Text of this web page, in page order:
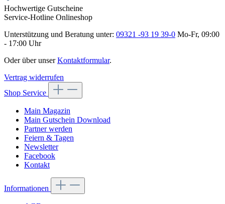
Hochwertige Gutscheine
Service-Hotline Onlineshop
Unterstützung und Beratung unter: 09321 -93 19 39-0 Mo-Fr, 09:00
- 17:00 Uhr
Oder über unserKontaktformular.
Vertrag widerrufen
Shop Service
Main Magazin
Main Gutschein Download
Partner werden
Feiern & Tagen
Newsletter
Facebook
Kontakt
Informationen